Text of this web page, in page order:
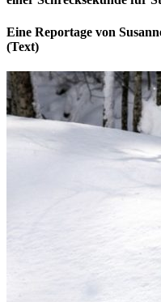
Eine Reportage von
(Text)